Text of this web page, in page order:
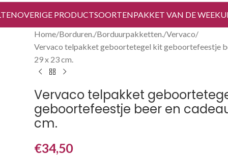
OVERIGE PRODUCTSOORTENPAKKET VAN DE WEEK
Home Borduren. Borduurpakketten. Vervaco
Vervaco telpakket geboortetegel kit geboortefeestje
29 x 23 cm.
Vervaco telpakket
geboortefeestje beer en
cm.
€34,50